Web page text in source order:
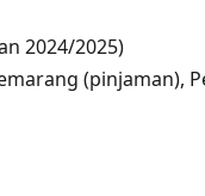
2024/2025)
(pinjaman),